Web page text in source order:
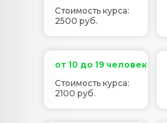
Стоимость курса:
2500 руб.
от 10 до 19 человек
Стоимость курса:
2100 руб.